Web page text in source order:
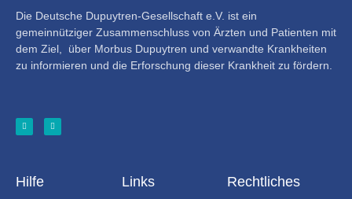
Die Deutsche Dupuytren-Gesellschaft e.V. ist ein
gemeinnütziger Zusammenschluss von Ärzten und Patienten mit
dem Ziel, über Morbus Dupuytren und verwandte Krankheiten
zu informieren und die Erforschung dieser Krankheit zu fördern.
Hilfe Links Rechtliches